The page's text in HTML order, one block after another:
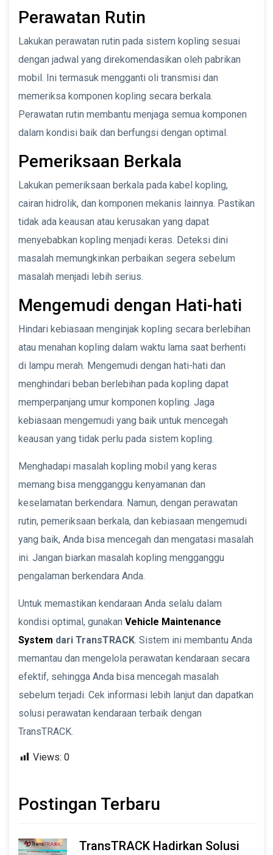
Perawatan Rutin
Lakukan perawatan rutin pada sistem kopling sesuai
dengan jadwal yang direkomendasikan oleh pabrikan
mobil. Ini termasuk mengganti oli transmisi dan
memeriksa komponen kopling secara berkala.
Perawatan rutin membantu menjaga semua komponen
dalam kondisi baik dan berfungsi dengan optimal.
Pemeriksaan Berkala
Lakukan pemeriksaan berkala pada kabel kopling,
cairan hidrolik, dan komponen mekanis lainnya. Pastikan
tidak ada keausan atau kerusakan yang dapat
menyebabkan kopling menjadi keras. Deteksi dini
masalah memungkinkan perbaikan segera sebelum
masalah menjadi lebih serius.
Mengemudi dengan Hati-hati
Hindari kebiasaan menginjak kopling secara berlebihan
atau menahan kopling dalam waktu lama saat berhenti
di lampu merah. Mengemudi dengan hati-hati dan
menghindari beban berlebihan pada kopling dapat
memperpanjang umur komponen kopling. Jaga
kebiasaan mengemudi yang baik untuk mencegah
keausan yang tidak perlu pada sistem kopling.
Menghadapi masalah kopling mobil yang keras
memang bisa mengganggu kenyamanan dan
keselamatan berkendara. Namun, dengan perawatan
rutin, pemeriksaan berkala, dan kebiasaan mengemudi
yang baik, Anda bisa mencegah dan mengatasi masalah
ini. Jangan biarkan masalah kopling mengganggu
pengalaman berkendara Anda.
Untuk memastikan kendaraan Anda selalu dalam
kondisi optimal, gunakan Vehicle Maintenance
System dari TransTRACK. Sistem ini membantu Anda
memantau dan mengelola perawatan kendaraan secara
efektif, sehingga Anda bisa mencegah masalah
sebelum terjadi. Cek informasi lebih lanjut dan dapatkan
solusi perawatan kendaraan terbaik dengan
TransTRACK.
Views: 0
Postingan Terbaru
TransTRACK Hadirkan Solusi